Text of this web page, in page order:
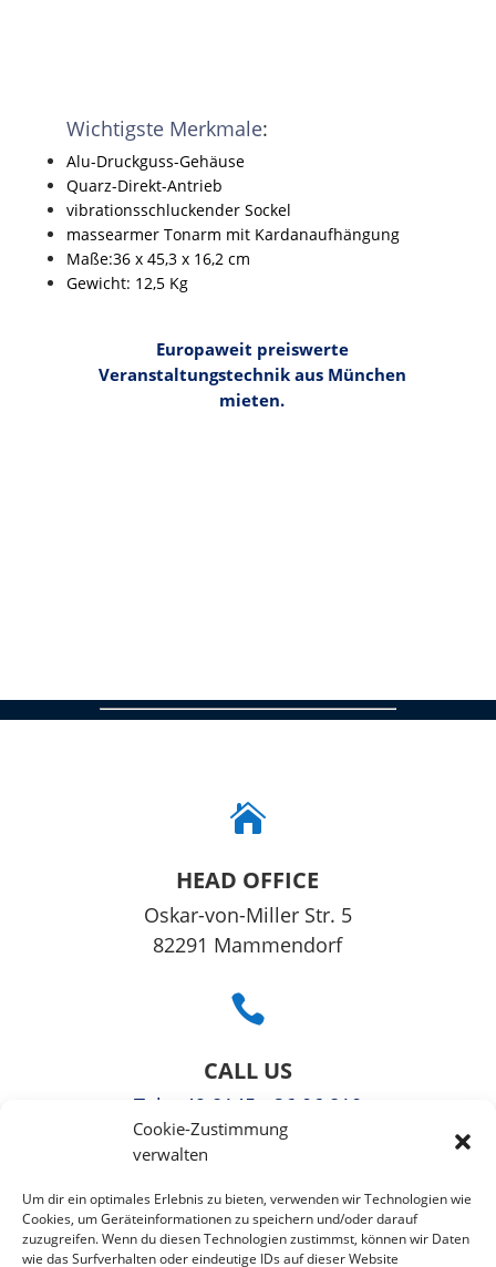
Cookie-Zustimmung
verwalten
Um dir ein optimales Erlebnis zu bieten, verwenden wir Technologien wie
Cookies, um Geräteinformationen zu speichern und/oder darauf
zuzugreifen. Wenn du diesen Technologien zustimmst, können wir Daten
wie das Surfverhalten oder eindeutige IDs auf dieser Website
Wichtigste Merkmale:
Alu-Druckguss-Gehäuse
Quarz-Direkt-Antrieb
vibrationsschluckender Sockel
massearmer Tonarm mit Kardanaufhängung
Maße:36 x 45,3 x 16,2 cm
Gewicht: 12,5 Kg
Europaweit preiswerte
Veranstaltungstechnik aus München
mieten.

HEAD OFFICE
Oskar-von-Miller Str. 5
82291 Mammendorf

CALL US
Tel : +49 8145 - 36 06 810
Fax: +49 3221108991363

EMAIL US